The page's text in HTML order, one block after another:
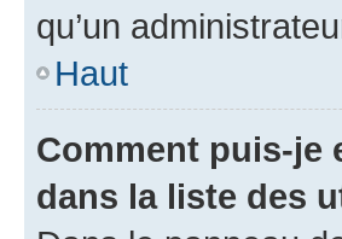
qu’un
Haut
Comment puis-je
dans la liste des